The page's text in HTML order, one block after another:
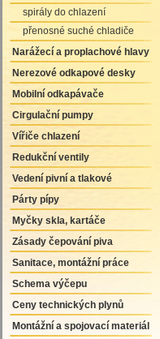
spirály do chlazení
přenosné suché chladiče
Narážecí a proplachové hlavy
Nerezové odkapové desky
Mobilní odkapávače
Cirgulační pumpy
Vířiče chlazení
Redukční ventily
Vedení pivní a tlakové
Párty pípy
Myčky skla, kartáče
Zásady čepování piva
Sanitace, montážní práce
Schema výčepu
Ceny technických plynů
Montážní a spojovací materiál